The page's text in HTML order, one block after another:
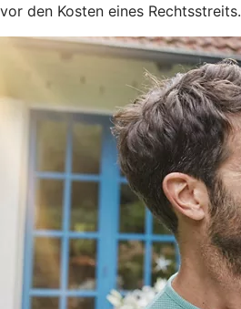
vor den Kosten eines Rechtsstreits.